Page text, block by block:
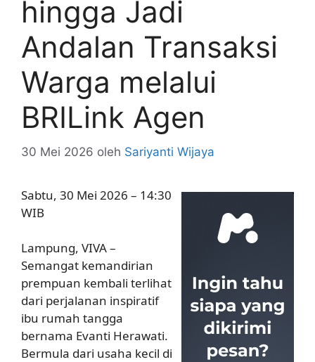
hingga Jadi
Andalan Transaksi
Warga melalui
BRILink Agen
30 Mei 2026 oleh Sariyanti Wijaya
Sabtu, 30 Mei 2026 – 14:30
WIB
Lampung, VIVA –
Semangat kemandirian
prempuan kembali terlihat
dari perjalanan inspiratif
ibu rumah tangga
bernama Evanti Herawati.
Bermula dari usaha kecil di